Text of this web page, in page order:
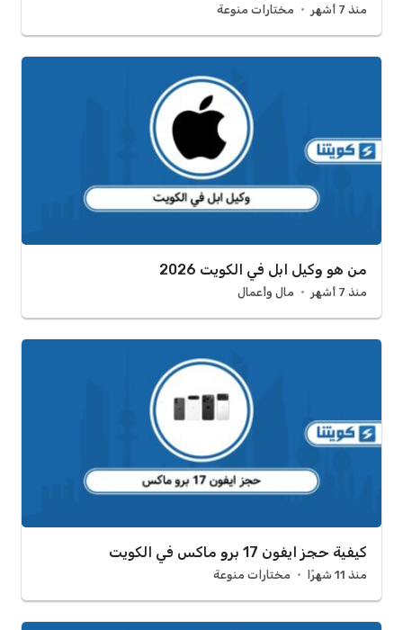
منذ 7 أشهر مختارات منوعة
من هو وكيل ابل في الكويت 2026
منذ 7 أشهر مال وأعمال
كيفية حجز ايفون 17 برو ماكس في الكويت
منذ 11 شهرًا مختارات منوعة